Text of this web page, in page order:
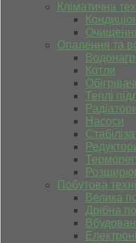
Кліматична
Опалення та
Котли
Обігрівачі
Теплі
Насоси
Побутова
Велика
Дрібна